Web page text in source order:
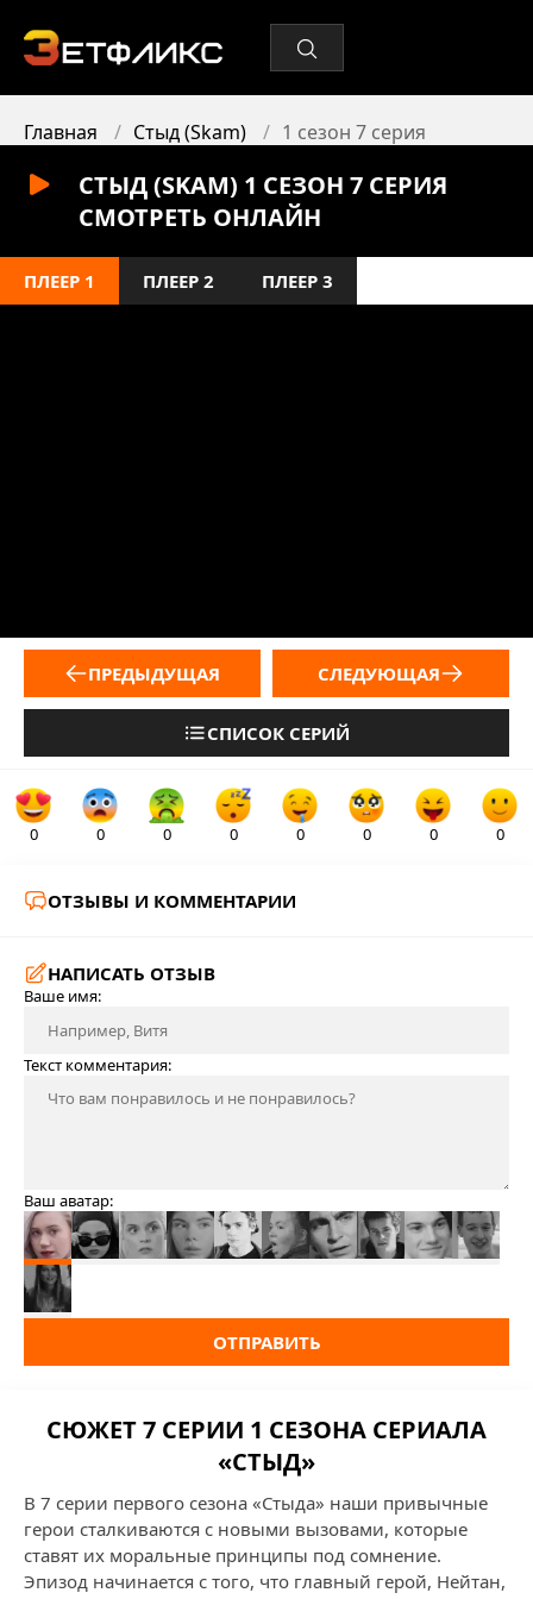
Главная Стыд (Skam) 1 сезон 7 серия
СТЫД (SKAM) 1 СЕЗОН 7 СЕРИЯ
СМОТРЕТЬ ОНЛАЙН
ПЛЕЕР 1 ПЛЕЕР 2 ПЛЕЕР 3
ПРЕДЫДУЩАЯ
СПИСОК СЕРИЙ
СЛЕДУЮЩАЯ
0 0 0 0 0 0 0 0
ОТЗЫВЫ И КОММЕНТАРИИ
НАПИСАТЬ ОТЗЫВ
Ваше имя:
Текст комментария:
Ваш аватар:
ОТПРАВИТЬ
СЮЖЕТ 7 СЕРИИ 1 СЕЗОНА СЕРИАЛА
«СТЫД»
В 7 серии первого сезона «Стыда» наши привычные
герои сталкиваются с новыми вызовами, которые
ставят их моральные принципы под сомнение.
Эпизод начинается с того, что главный герой, Нейтан,